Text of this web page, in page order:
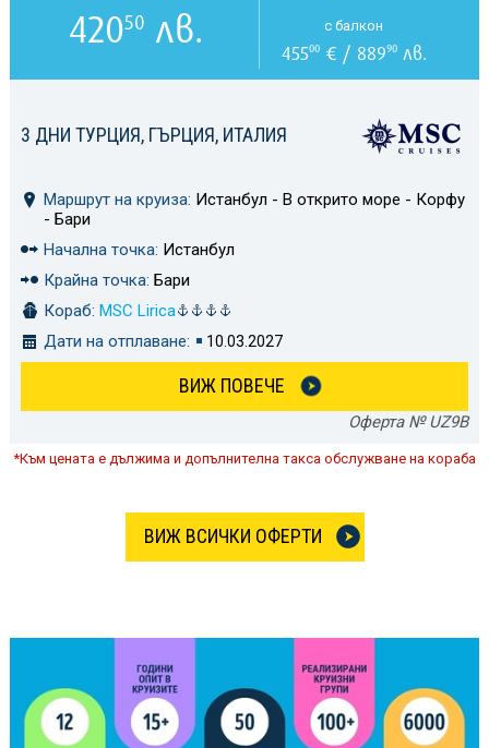
3 ДНИ ТУРЦИЯ, ГЪРЦИЯ, ИТАЛИЯ
Маршрут на круиза: Истанбул - В открито море - Корфу
- Бари
Начална точка: Истанбул
Крайна точка: Бари
Кораб: MSC Lirica
Дати на отплаване:
10.03.2027
ВИЖ ПОВЕЧЕ
Оферта № UZ9B
42050 лв. с балкон
45500€ / 88990лв.
*Към цената е дължима и допълнителна такса обслужване на кораба
ВИЖ ВСИЧКИ ОФЕРТИ